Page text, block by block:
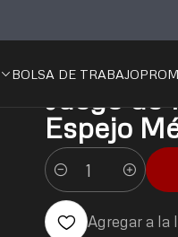
BOLSA DE TRABAJO
|
Juego de
Espejo
Cantidad
Agregar a la